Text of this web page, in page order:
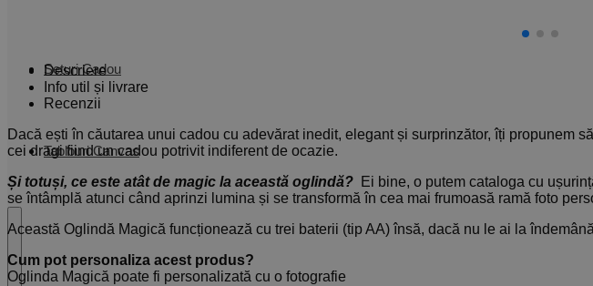
Seturi Cadou
Tablouri Canvas
Descriere
Info util și livrare
Recenzii
Dacă ești în căutarea unui cadou cu adevărat inedit, elegant și surprinzător, îți propunem
cei dragi fiind un cadou potrivit indiferent de ocazie.
Și totuși, ce este atât de magic la această oglindă? Ei bine, o putem cataloga cu
se întâmplă atunci când aprinzi lumina și se transformă în cea mai frumoasă ramă foto
Această Oglindă Magică funcționează cu trei baterii (tip AA) însă, dacă nu le ai la
Cum pot personaliza acest produs?
Oglinda Magică poate fi personalizată cu o fotografie